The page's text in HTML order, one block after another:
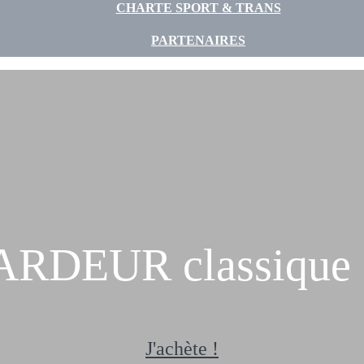
CHARTE SPORT & TRANS
PARTENAIRES
J'achète !